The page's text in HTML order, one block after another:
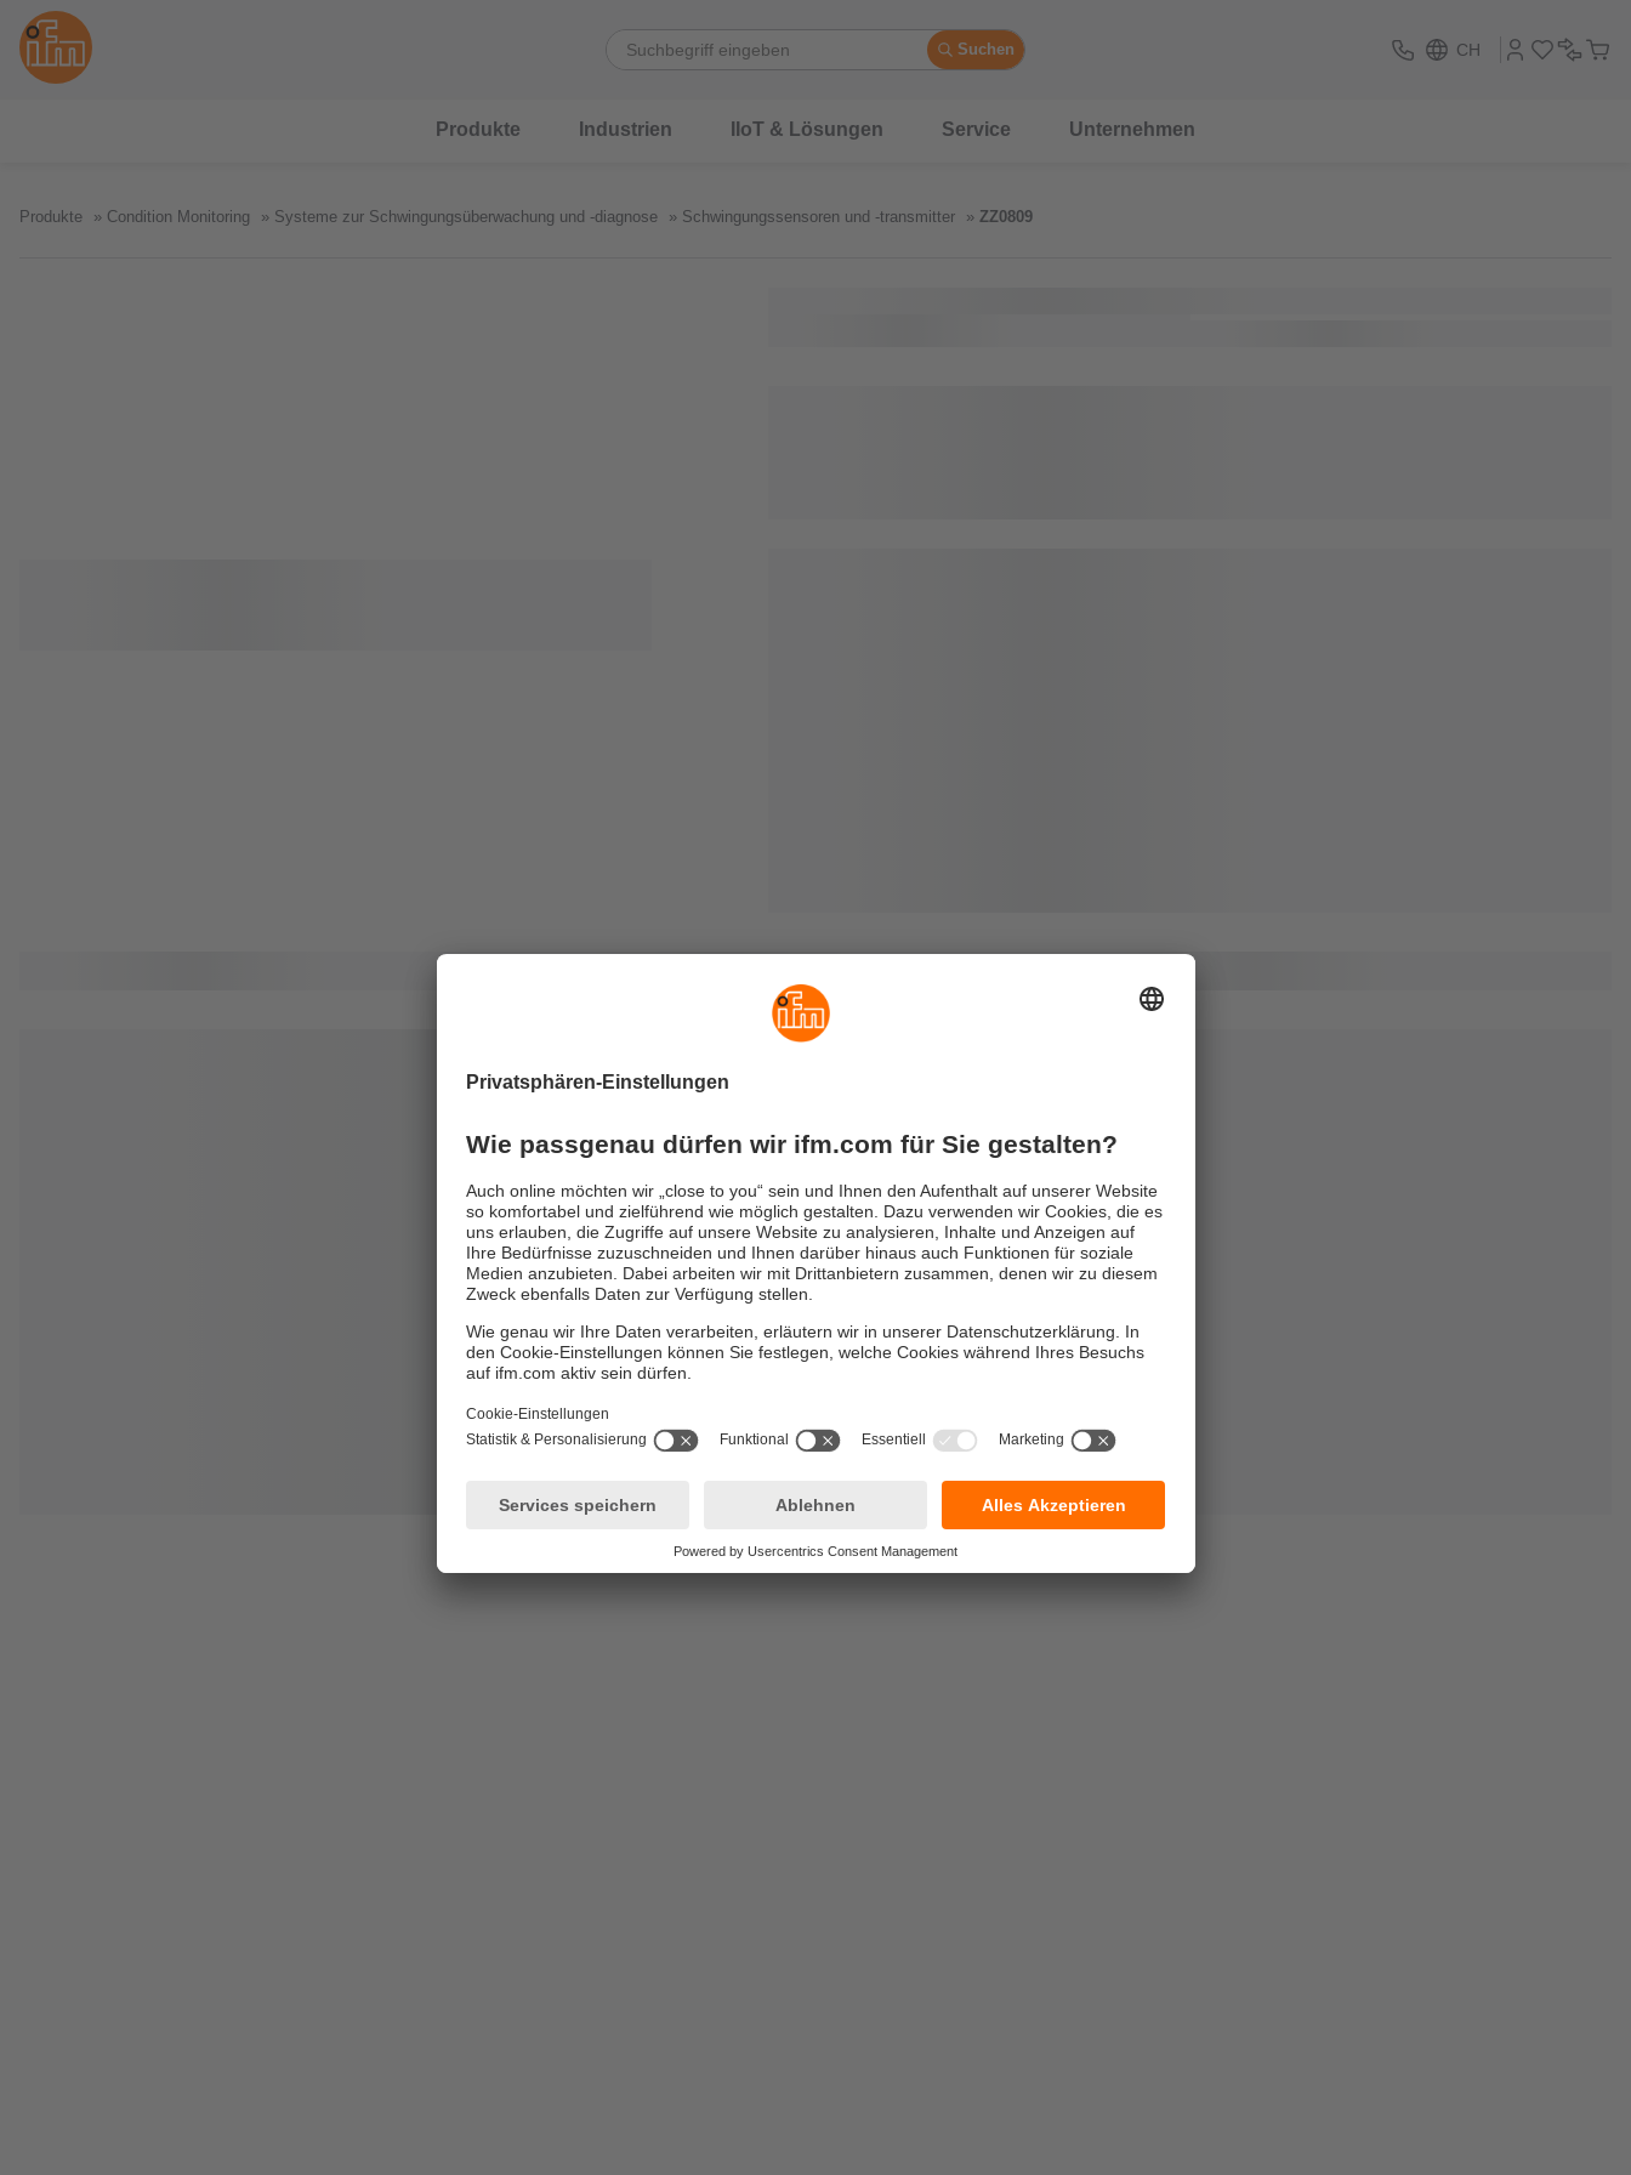
Suchen CH
Produkte Industrien IIoT & Lösungen Service Unternehmen
Produkte Condition Monitoring Systeme zur Schwingungsüberwachung und -diagnose Schwingungssensoren und -transmitter ZZ0809